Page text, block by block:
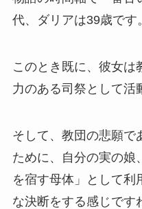
代、ダリアは39歳です。
このとき既に、彼女は
力のある司祭として活
そして、教団の悲願で
ために、自分の実の娘
を宿す母体」として利
な決断をする感じです